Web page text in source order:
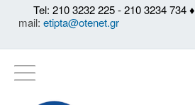
Tel: 210 3232 225 - 210 3234 734 ♦
mail: etipta@otenet.gr